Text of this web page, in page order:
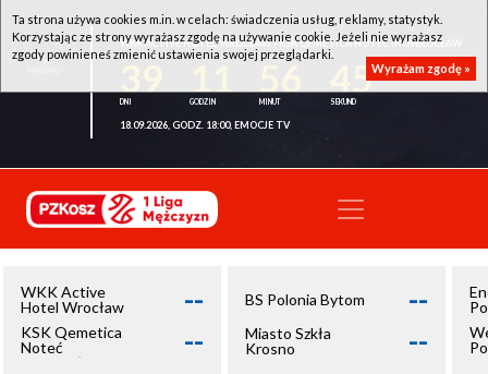
WKK ACTIVE HOTEL WROCŁAW - KSK QEMETICA NOTEĆ INOWROCŁAW
45
18.09.2026, GODZ. 18:00, EMOCJE TV
WKK Active
Hotel Wrocław
--
KSK Qemetica
Noteć
Inowrocław
--
BS Polonia Bytom --
Miasto Szkła
Krosno
--
Ta strona używa cookies m.in. w celach: świadczenia usług, reklamy, statystyk.
Korzystając ze strony wyrażasz zgodę na używanie cookie. Jeżeli nie wyrażasz
zgody powinieneś zmienić ustawienia swojej przeglądarki.
Wyrażam zgodę »